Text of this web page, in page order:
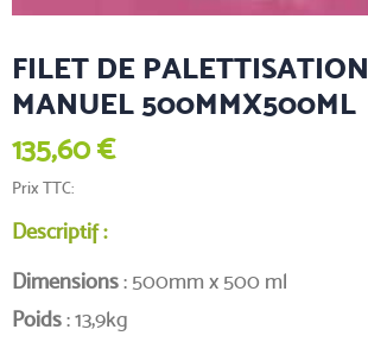
FILET DE PALETTISATION
MANUEL 500MMX500ML
135,60 €
Prix TTC
Descriptif :
Dimensions: 500mm x 500 ml
Poids: 13,9kg